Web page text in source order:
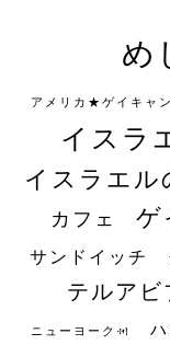
め
アメリカ★ゲイキャ
イスラ
イスラエル
カフェ ゲ
サンドイッチ
テルアビ
ニューヨーク州